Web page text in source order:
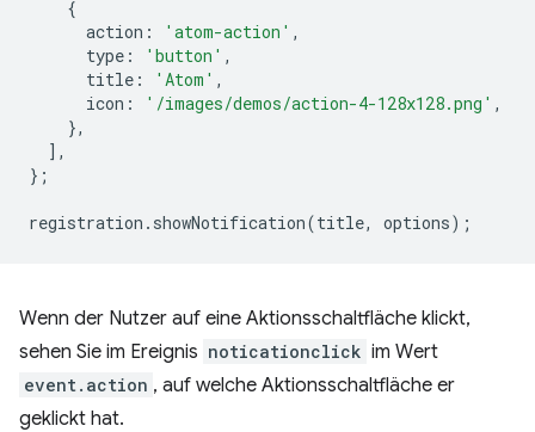
{
action : 'atom-action' ,
type : 'button' ,
title : 'Atom' ,
icon : '/images/demos/action-4-128x128.png' ,
},
],
};
registration . showNotification(title, options);
Wenn der Nutzer auf eine Aktionsschaltfläche klickt,
sehen Sie im Ereignis noticationclick im Wert
event.action , auf welche Aktionsschaltfläche er
geklickt hat.